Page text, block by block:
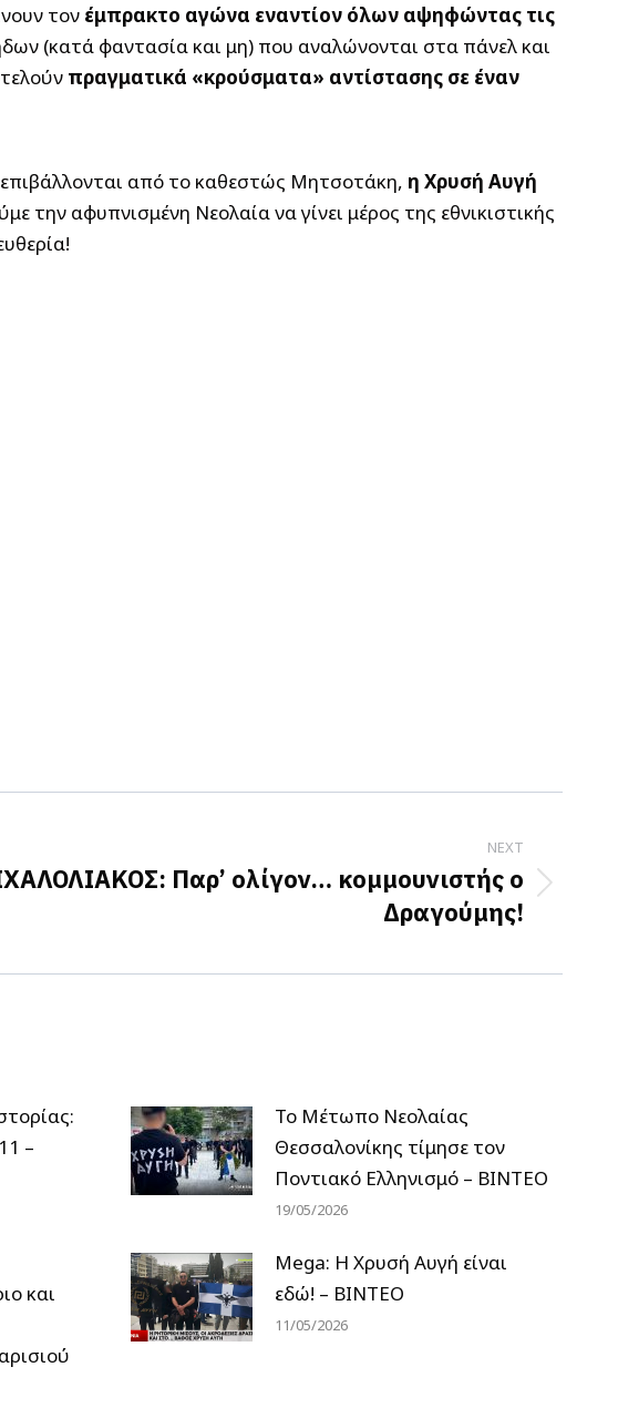
τον έμπρακτο αγώνα εναντίον όλων αψηφώντας τις
(κατά φαντασία και μη) που αναλώνονται στα πάνελ και
πραγματικά «κρούσματα» αντίστασης σε έναν
από το καθεστώς Μητσοτάκη, η Χρυσή Αυγή
την αφυπνισμένη Νεολαία να γίνει μέρος της εθνικιστικής
NEXT
Παρ’ ολίγον… κομμουνιστής ο
Δραγούμης!
–
Το Μέτωπο Νεολαίας
Θεσσαλονίκης τίμησε τον
Ποντιακό Ελληνισμό – ΒΙΝΤΕΟ
19/05/2026
και
Mega: Η Χρυσή Αυγή είναι
εδώ! – ΒΙΝΤΕΟ
11/05/2026